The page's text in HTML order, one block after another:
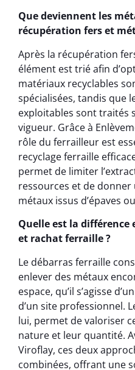
Que deviennent les
récupération fers et
Après la récupération
élément est trié afin
matériaux recyclables
spécialisées, tandis que
exploitables sont traités
vigueur. Grâce à
rôle du ferrailleur est
recyclage ferraille
permet de limiter
ressources et de donner
métaux issus d’épaves
Quelle est la
et rachat ferraille ?
Le débarras ferraille
enlever des métaux
espace, qu’il s’agisse
d’un site professionnel.
lui, permet de valoriser
nature et leur quantité.
Viroflay, ces deux
combinées, offrant une